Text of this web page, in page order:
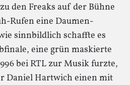
den Freaks auf der Bühne
Rufen eine Daumen-
sinnbildlich schaffte es
eine grün maskierte
bei RTL zur Musik furzte,
Daniel Hartwich einen mit